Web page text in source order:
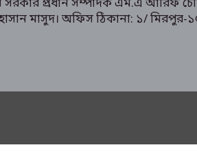
সরকার প্রধান সম্পাদক এম.এ আরিফ
হাসান মাসুদ। অফিস ঠিকানা: ১/